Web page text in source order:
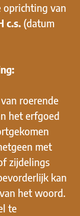
oprichting van
c.s. (datum
roerende
het erfgoed
met
zijdelings
kan
het woord.
te